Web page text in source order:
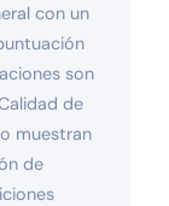
con un
son
de
muestran
de